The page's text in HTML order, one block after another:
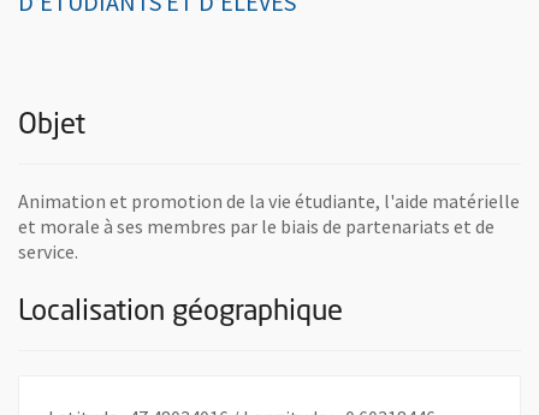
Objet
Animation et promotion de la vie étudiante, l'aide matérielle
et morale à ses membres par le biais de partenariats et de
service.
Localisation géographique